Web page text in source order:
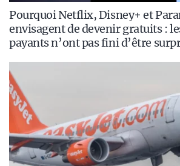
Pourquoi Netflix, Disney+ et
envisagent de devenir gratuits :
payants n’ont pas fini d’être